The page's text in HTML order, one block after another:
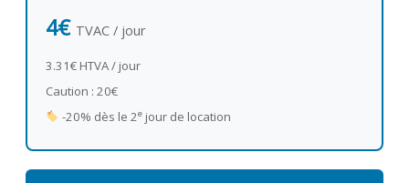
4€ TVAC / jour
3.31€ HTVA / jour
Caution : 20€
-20% dès le 2ejour de location